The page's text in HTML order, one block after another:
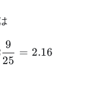
3\frac{2}{25} +
25
9
= 2.16